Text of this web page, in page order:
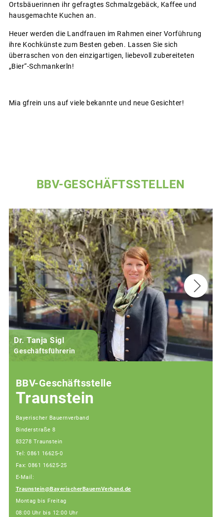
Ortsbäuerinnen ihr gefragtes Schmalzgebäck, Kaffee und
hausgemachte Kuchen an.
Heuer werden die Landfrauen im Rahmen einer Vorführung
ihre Kochkünste zum Besten geben. Lassen Sie sich
überraschen von den einzigartigen, liebevoll zubereiteten
„Bier“-Schmankerln!
Mia gfrein uns auf viele bekannte und neue Gesichter!
BBV-GESCHÄFTSSTELLEN
Dr. Tanja Sigl
Geschäftsführerin
BBV-Geschäftsstelle
Traunstein
Bayerischer Bauernverband
Binderstraße 8
83278 Traunstein
Tel: 0861 16625-0
Fax: 0861 16625-25
E-Mail:
Traunstein@BayerischerBauernVerband.de
Montag bis Freitag
08:00 Uhr bis 12:00 Uhr